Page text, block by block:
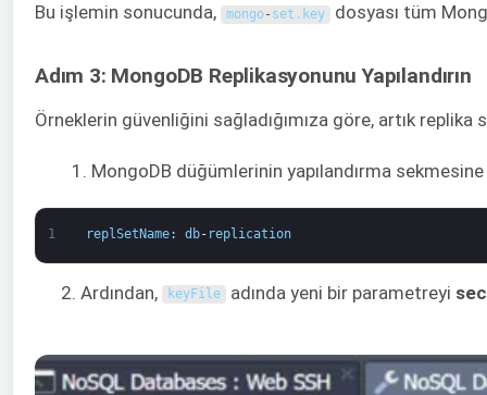
Bu işlemin sonucunda, mongo- set . key dosyası tüm
Adım 3: MongoDB Replikasyonunu Yapılandırın
Örneklerin güvenliğini sağladığımıza göre, artık
MongoDB düğümlerinin yapılandırma
1 replSetName: db- replication
2. Ardından, keyFile adında yeni bir parametreyi